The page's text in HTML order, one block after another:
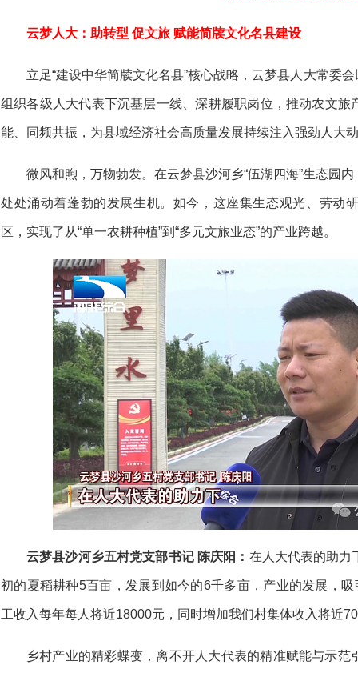
云梦人大：助转型 促文旅 赋能简牍文化名县建设
立足“建设中华简牍文化名县”核心战略，云梦县人大常委
组织各级人大代表下沉基层一线、深耕履职岗位，推动农文
能、同频共振，为县域经济社会高质量发展持续注入强劲人大
微风和煦，万物勃发。在云梦县沙河乡“伍湖四海”生态园
处处涌动着蓬勃的发展生机。如今，这座集生态观光、劳动
区，实现了从“单一农耕种植”到“多元文旅业态”的产业跨越。
云梦县沙河乡五村党支部书记 陈庆阳： 在人大代表的助力
初的夏稻耕种5百亩， 发展到如今的6千多亩， 产业的发展， 吸
工收入每年每人将近18000元， 同时增加我们村集体收入将近
乡村产业的精彩蝶变，离不开人大代表的精准赋能与示